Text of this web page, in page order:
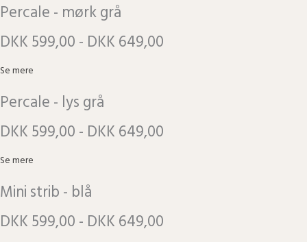
Percale - mørk grå
DKK 599,00 - DKK 649,00
Se mere
Percale - lys grå
DKK 599,00 - DKK 649,00
Se mere
Mini strib - blå
DKK 599,00 - DKK 649,00